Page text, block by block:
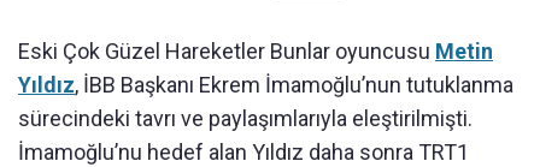
Eski Çok Güzel Hareketler Bunlar oyuncusu Metin
Yıldız, İBB Başkanı Ekrem İmamoğlu’nun tutuklanma
sürecindeki tavrı ve paylaşımlarıyla eleştirilmişti.
İmamoğlu’nu hedef alan Yıldız daha sonra TRT1